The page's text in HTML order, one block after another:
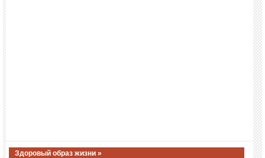
Здоровый образ жизни »